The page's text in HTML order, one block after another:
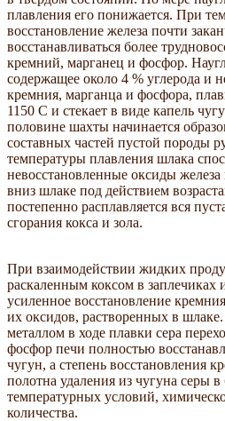
плавления его понижается. При
восстановление железа почти
восстанавливаться более
кремний, марганец и фосфор.
содержащее около 4 % углерода и
кремния, марганца и фосфора,
1150 С и стекает в виде капель
половине шахты начинается
составных частей пустой
температуры плавления шлака
невосстановленные оксиды
вниз шлаке под действием
постепенно расплавляется вся
сгорания кокса и зола.
При взаимодействии жидких
раскаленным коксом в заплечиках
усиленное восстановление
их оксидов, растворенных в
металлом в ходе плавки сера
фосфор печи полностью
чугун, а степень восстановления
полотна удаления из чугуна серы
температурных условий,
количества.